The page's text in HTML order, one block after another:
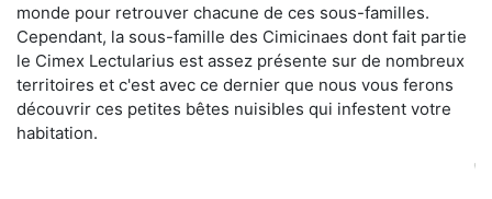
monde pour retrouver chacune de ces sous-familles.
Cependant, la sous-famille des Cimicinaes dont fait partie
le Cimex Lectularius est assez présente sur de nombreux
territoires et c'est avec ce dernier que nous vous ferons
découvrir ces petites bêtes nuisibles qui infestent votre
habitation.